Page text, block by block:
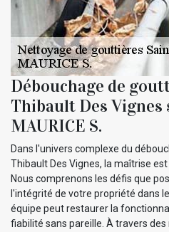
Débouchage de
Thibault Des Vignes
MAURICE S.
Dans l'univers complexe du
Thibault Des Vignes, la maîtrise
Nous comprenons les défis que
l'intégrité de votre propriété dans
équipe peut restaurer la
fiabilité sans pareille. À travers